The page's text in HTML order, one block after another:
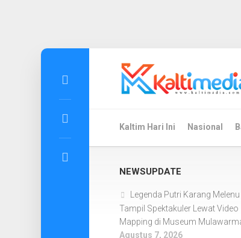
Kaltim Hari Ini Nasional
NEWSUPDATE
Legenda Putri Karang Melenu
Tampil Spektakuler Lewat Video
Mapping di Museum
Agustus 7, 2026